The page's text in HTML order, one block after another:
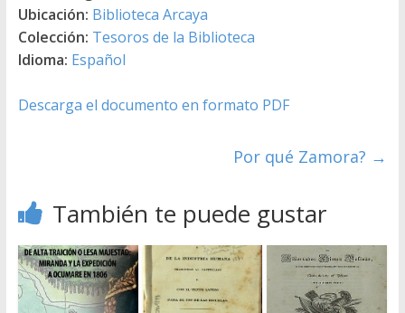
Ubicación: Biblioteca Arcaya
Colección: Tesoros de la Biblioteca
Idioma: Español
Descarga el documento en formato PDF
Por qué Zamora? →
También te puede gustar